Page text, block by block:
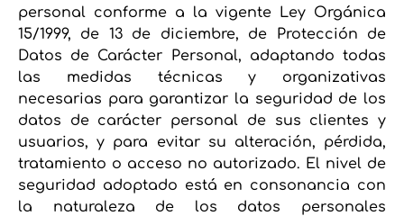
personal conforme a la vigente Ley Orgánica
15/1999, de 13 de diciembre, de Protección de
Datos de Carácter Personal, adaptando todas
las medidas técnicas y organizativas
necesarias para garantizar la seguridad de los
datos de carácter personal de sus clientes y
usuarios, y para evitar su alteración, pérdida,
tratamiento o acceso no autorizado. El nivel de
seguridad adoptado está en consonancia con
la naturaleza de los datos personales